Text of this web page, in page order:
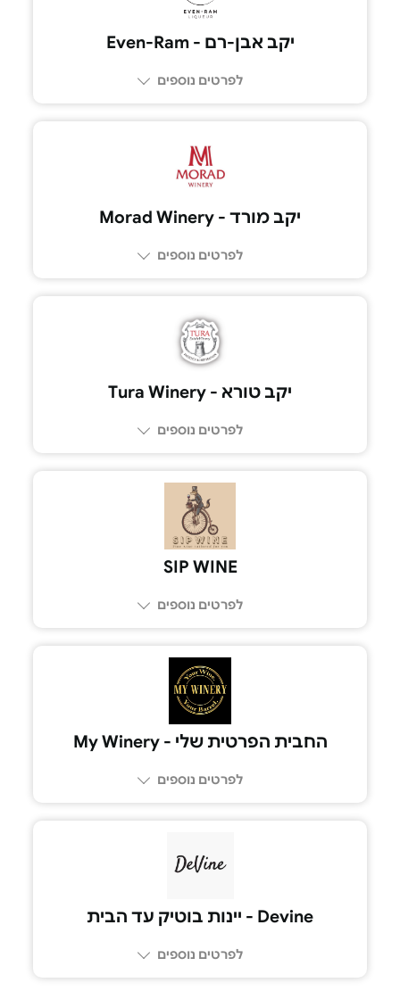
יקב אבן-רם - Even-Ram
לפרטים נוספים
יקב מורד - Morad Winery
לפרטים נוספים
יקב טורא - Tura Winery
לפרטים נוספים
SIP WINE
לפרטים נוספים
החבית הפרטית שלי - My Winery
לפרטים נוספים
Devine - יינות בוטיק עד הבית
לפרטים נוספים